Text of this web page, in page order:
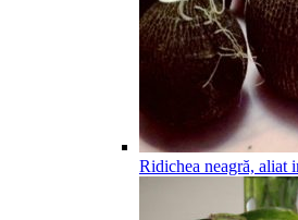
Ridichea neagră, aliat